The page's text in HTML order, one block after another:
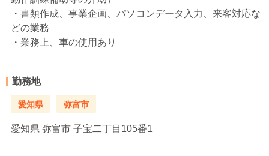
・書類作成、事業企画、パソコンデータ入力、来客対応な
どの業務
・業務上、車の使用あり
勤務地
愛知県 弥富市
愛知県 弥富市 子宝二丁目105番1